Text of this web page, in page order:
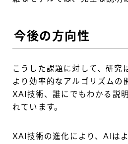
今後の方向性
こうした課題に対して、研究
より効率的なアルゴリズムの
XAI技術、誰にでもわかる説
れています。
XAI技術の進化により、AIは